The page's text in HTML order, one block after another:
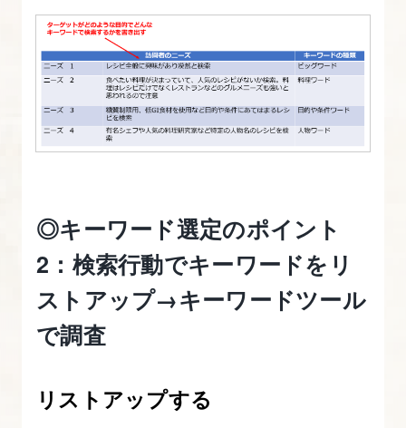
◎キーワード選定のポイント
2：検索行動でキーワードをリ
ストアップ→キーワードツール
で調査
リストアップする